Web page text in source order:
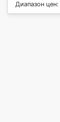
Диапазон цен: